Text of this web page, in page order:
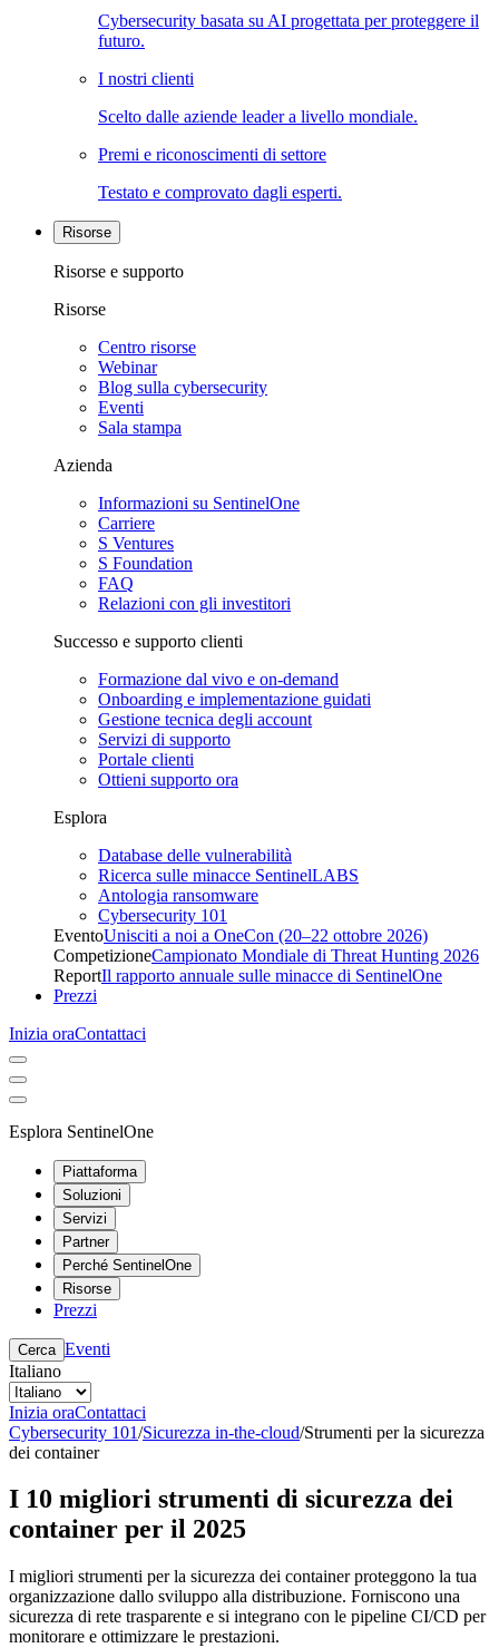
Cybersecurity basata su AI progettata per proteggere il
futuro.
I nostri clienti
Scelto dalle aziende leader a livello mondiale.
Premi e riconoscimenti di settore
Testato e comprovato dagli esperti.
Risorse
Risorse e supporto
Risorse
Centro risorse
Webinar
Blog sulla cybersecurity
Eventi
Sala stampa
Azienda
Informazioni su SentinelOne
Carriere
S Ventures
S Foundation
FAQ
Relazioni con gli investitori
Successo e supporto clienti
Formazione dal vivo e on-demand
Onboarding e implementazione guidati
Gestione tecnica degli account
Servizi di supporto
Portale clienti
Ottieni supporto ora
Esplora
Database delle vulnerabilità
Ricerca sulle minacce SentinelLABS
Antologia ransomware
Cybersecurity 101
EventoUnisciti a noi a OneCon (20–22 ottobre 2026)
CompetizioneCampionato Mondiale di Threat Hunting 2026
ReportIl rapporto annuale sulle minacce di SentinelOne
Prezzi
Inizia oraContattaci
Esplora SentinelOne
Piattaforma
Soluzioni
Servizi
Partner
Perché SentinelOne
Risorse
Prezzi
Cerca Eventi
Italiano
Inizia oraContattaci
Cybersecurity 101/Sicurezza in-the-cloud/Strumenti per la sicurezza
dei container
I 10 migliori strumenti di sicurezza dei
container per il 2025
I migliori strumenti per la sicurezza dei container proteggono la tua
organizzazione dallo sviluppo alla distribuzione. Forniscono una
sicurezza di rete trasparente e si integrano con le pipeline CI/CD per
monitorare e ottimizzare le prestazioni.